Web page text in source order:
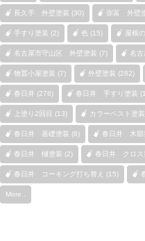
長久手 外壁塗装 (30) 弥富 外壁
手すり塗装 (2) 色 (15) 屋根
名古屋市守山区 外壁塗装 (7) 名
物置小屋塗装 (7) 外壁塗装 (282)
春日井 (278) 春日井 手すり塗装
上塗り2回目 (13) カラーベスト塗
春日井 基礎塗装 (6) 春日井 木部
春日井 樋塗装 (2) 春日井 クロス
春日井 コーキング打ち替え (15)
More..